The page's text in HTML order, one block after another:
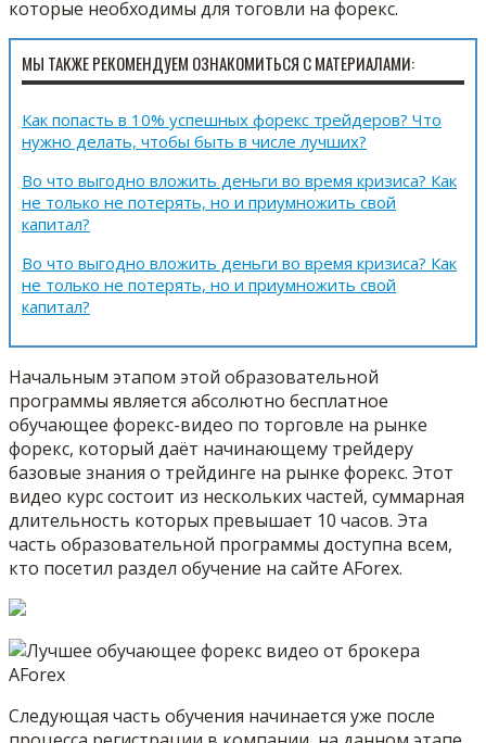
которые необходимы для тоговли на форекс.
МЫ ТАКЖЕ РЕКОМЕНДУЕМ ОЗНАКОМИТЬСЯ С МАТЕРИАЛАМИ:
Как попасть в 10% успешных форекс трейдеров? Что
нужно делать, чтобы быть в числе лучших?
Во что выгодно вложить деньги во время кризиса? Как
не только не потерять, но и приумножить свой
капитал?
Во что выгодно вложить деньги во время кризиса? Как
не только не потерять, но и приумножить свой
капитал?
Начальным этапом этой образовательной
программы является абсолютно бесплатное
обучающее форекс-видео по торговле на рынке
форекс, который даёт начинающему трейдеру
базовые знания о трейдинге на рынке форекс. Этот
видео курс состоит из нескольких частей, суммарная
длительность которых превышает 10 часов. Эта
часть образовательной программы доступна всем,
кто посетил раздел обучение на сайте AForex.
Следующая часть обучения начинается уже после